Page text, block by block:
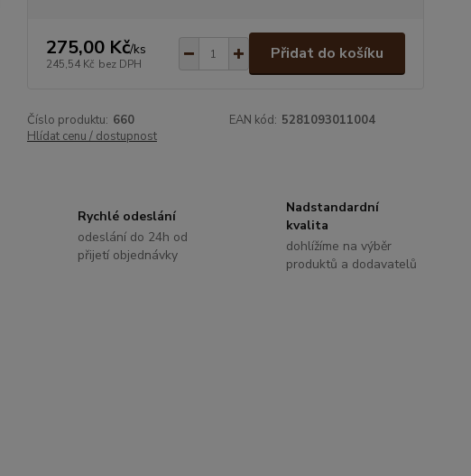
275,00 Kč/ks
245,54 Kč bez DPH
Přidat do košíku
Číslo produktu: 660 EAN kód: 5281093011004
Hlídat cenu / dostupnost
Rychlé odeslání
odeslání do 24h od
přijetí objednávky
Nadstandardní
kvalita
dohlížíme na výběr
produktů a dodavatelů